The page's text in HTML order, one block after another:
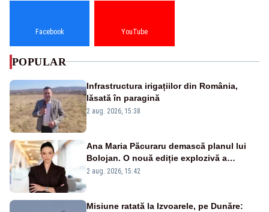
Facebook YouTube
POPULAR
Infrastructura irigațiilor din România,
lăsată în paragină
2 aug. 2026, 15:38
Ana Maria Păcuraru demască planul lui
Bolojan. O nouă ediție explozivă a
emisiunii „Miza Zilei” la Realitatea PLUS
2 aug. 2026, 15:42
Misiune ratată la Izvoarele, pe Dunăre: